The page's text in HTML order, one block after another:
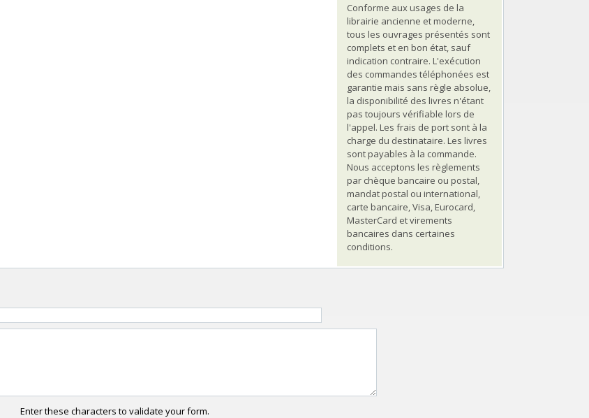
Conforme aux usages de la
librairie ancienne et moderne,
tous les ouvrages présentés sont
complets et en bon état, sauf
indication contraire. L'exécution
des commandes téléphonées est
garantie mais sans règle absolue,
la disponibilité des livres n'étant
pas toujours vérifiable lors de
l'appel. Les frais de port sont à la
charge du destinataire. Les livres
sont payables à la commande.
Nous acceptons les règlements
par chèque bancaire ou postal,
mandat postal ou international,
carte bancaire, Visa, Eurocard,
MasterCard et virements
bancaires dans certaines
conditions.
Enter these characters to validate your form.